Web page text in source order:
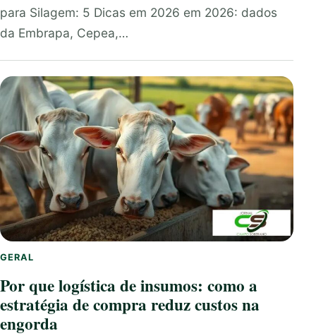
para Silagem: 5 Dicas em 2026 em 2026: dados
da Embrapa, Cepea,…
GERAL
Por que logística de insumos: como a
estratégia de compra reduz custos na
engorda